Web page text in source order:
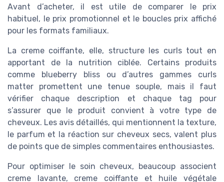
Avant d’acheter, il est utile de comparer le prix
habituel, le prix promotionnel et le boucles prix affiché
pour les formats familiaux.
La creme coiffante, elle, structure les curls tout en
apportant de la nutrition ciblée. Certains produits
comme blueberry bliss ou d’autres gammes curls
matter promettent une tenue souple, mais il faut
vérifier chaque description et chaque tag pour
s’assurer que le produit convient à votre type de
cheveux. Les avis détaillés, qui mentionnent la texture,
le parfum et la réaction sur cheveux secs, valent plus
de points que de simples commentaires enthousiastes.
Pour optimiser le soin cheveux, beaucoup associent
creme lavante, creme coiffante et huile végétale